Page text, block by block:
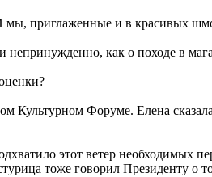
приглаженные и в красивых
непринужденно, как о походе в
Форуме. Елена
этот ветер необходимых
тоже говорил Президенту о